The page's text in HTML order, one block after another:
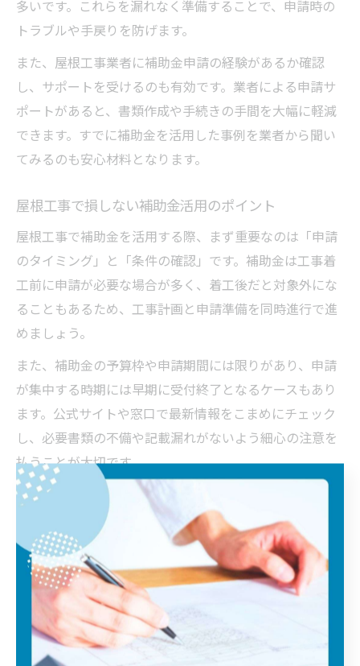
多いです。これらを漏れなく準備することで、申請時の
トラブルや手戻りを防げます。
また、屋根工事業者に補助金申請の経験があるか確認
し、サポートを受けるのも有効です。業者による申請サ
ポートがあると、書類作成や手続きの手間を大幅に軽減
できます。すでに補助金を活用した事例を業者から聞い
てみるのも安心材料となります。
屋根工事で損しない補助金活用のポイント
屋根工事で補助金を活用する際、まず重要なのは「申請
のタイミング」と「条件の確認」です。補助金は工事着
工前に申請が必要な場合が多く、着工後だと対象外にな
ることもあるため、工事計画と申請準備を同時進行で進
めましょう。
また、補助金の予算枠や申請期間には限りがあり、申請
が集中する時期には早期に受付終了となるケースもあり
ます。公式サイトや窓口で最新情報をこまめにチェック
し、必要書類の不備や記載漏れがないよう細心の注意を
払うことが大切です。
過去の失敗例として、書類の準備が遅れたことで申請期
間に間に合わなかったケースや、工事内容が補助対象外
だったために申請が却下された事例があります。逆に、
経験豊富な業者と連携し、事前に詳細な打ち合わせを行
ったことでスムーズに補助金を受け取れた成功例も多く
見られます。
屋根工事費用負担を減らす補助金最新情報